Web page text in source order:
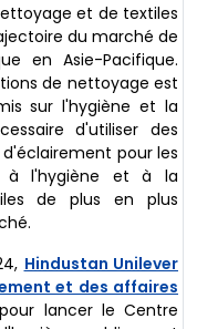
et de textiles
du marché de
en Asie-Pacifique.
de nettoyage est
sur l'hygiène et la
d'utiliser des
pour les
à l'hygiène et à la
de plus en plus
Hindustan Unilever
et des affaires
lancer le Centre